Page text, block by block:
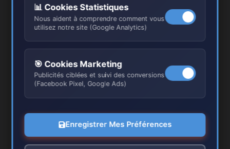
Site
Enregistrer mon nom, mon e-mail et mon site dans
le navigateur pour mon prochain commentaire.
📊 Cookies Statistiques
Nous aident à comprendre comment vous
utilisez notre site (Google Analytics)
🎯 Cookies Marketing
Publicités ciblées et suivi des conversions
(Facebook Pixel, Google Ads)
Enregistrer Mes Préférences